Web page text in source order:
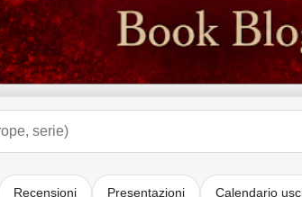
Recensioni Presentazioni Calendario